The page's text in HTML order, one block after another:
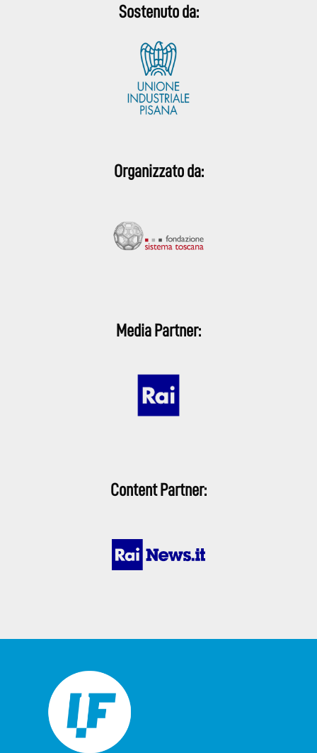
Sostenuto da:
Organizzato da:
Media Partner:
Content Partner: